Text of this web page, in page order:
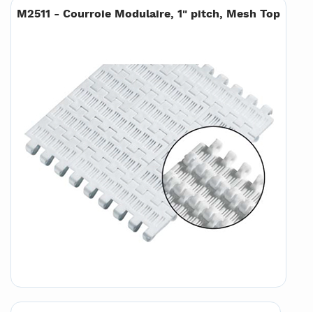
M2511 - Courroie Modulaire, 1" pitch, Mesh Top